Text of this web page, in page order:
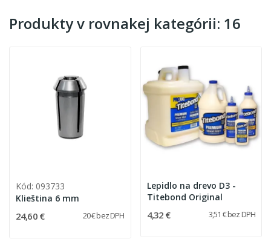
Produkty v rovnakej kategórii: 16
Kód: 093733
Klieština 6 mm
24,60 € 20 € bez DPH
Lepidlo na drevo D3 -
Titebond Original
4,32 € 3,51 € bez DPH